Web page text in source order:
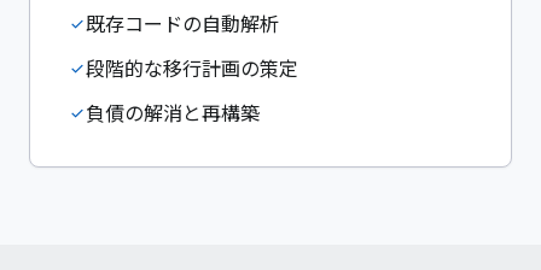
check既存コードの自動解析
check段階的な移行計画の策定
check負債の解消と再構築